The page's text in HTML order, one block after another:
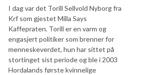
I dag var det Torill Sellvold Nyborg fra
Krf som gjestet Milla Says
Kaffepraten. Torill er en varm og
engasjert politiker som brenner for
menneskeverdet, hun har sittet på
stortinget sist periode og ble i 2003
Hordalands første kvinnelige